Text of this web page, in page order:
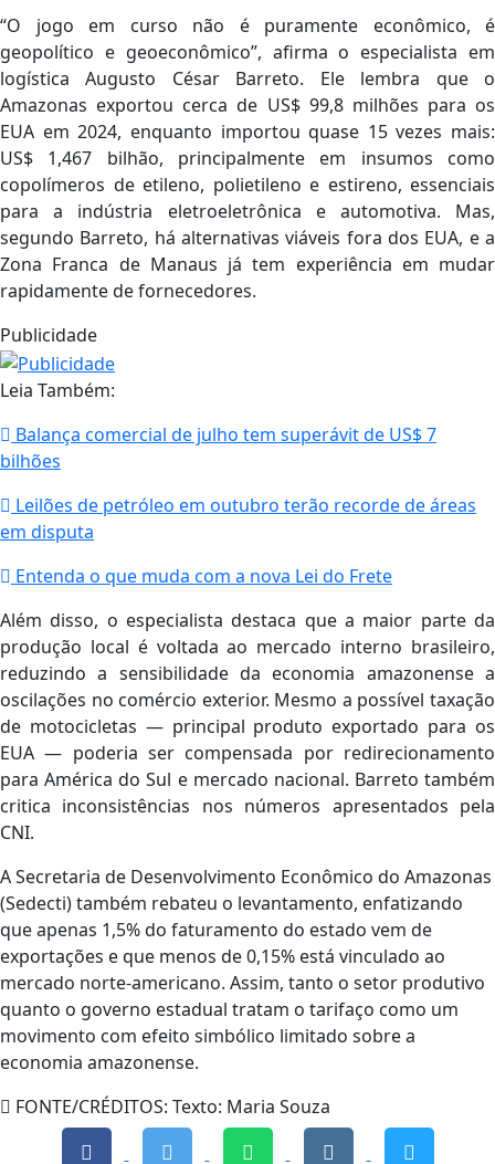
“O jogo em curso não é puramente econômico, é
geopolítico e geoeconômico”, afirma o especialista em
logística Augusto César Barreto. Ele lembra que o
Amazonas exportou cerca de US$ 99,8 milhões para os
EUA em 2024, enquanto importou quase 15 vezes mais:
US$ 1,467 bilhão, principalmente em insumos como
copolímeros de etileno, polietileno e estireno, essenciais
para a indústria eletroeletrônica e automotiva. Mas,
segundo Barreto, há alternativas viáveis fora dos EUA, e a
Zona Franca de Manaus já tem experiência em mudar
rapidamente de fornecedores.
Publicidade
Leia Também:
Balança comercial de julho tem superávit de US$ 7
bilhões
Leilões de petróleo em outubro terão recorde de áreas
em disputa
Entenda o que muda com a nova Lei do Frete
Além disso, o especialista destaca que a maior parte da
produção local é voltada ao mercado interno brasileiro,
reduzindo a sensibilidade da economia amazonense a
oscilações no comércio exterior. Mesmo a possível taxação
de motocicletas — principal produto exportado para os
EUA — poderia ser compensada por redirecionamento
para América do Sul e mercado nacional. Barreto também
critica inconsistências nos números apresentados pela
CNI.
A Secretaria de Desenvolvimento Econômico do Amazonas
(Sedecti) também rebateu o levantamento, enfatizando
que apenas 1,5% do faturamento do estado vem de
exportações e que menos de 0,15% está vinculado ao
mercado norte-americano. Assim, tanto o setor produtivo
quanto o governo estadual tratam o tarifaço como um
movimento com efeito simbólico limitado sobre a
economia amazonense.
FONTE/CRÉDITOS: Texto: Maria Souza